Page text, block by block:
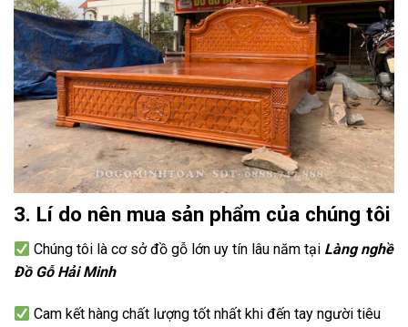
3. Lí do nên mua sản phẩm của chúng tôi
Chúng tôi là cơ sở đồ gỗ lớn uy tín lâu năm tại Làng nghề
Đồ Gỗ Hải Minh
Cam kết hàng chất lượng tốt nhất khi đến tay người tiêu